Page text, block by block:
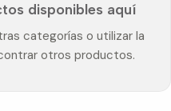
disponibles aquí
categorías o utilizar la
otros productos.